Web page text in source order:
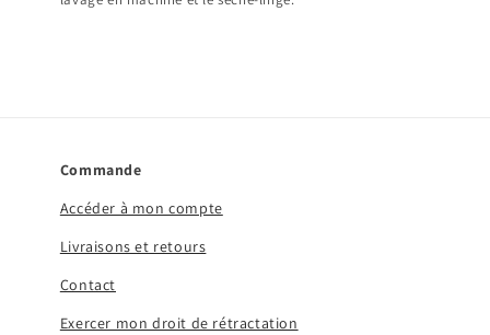
Commande
Accéder à mon compte
Livraisons et retours
Contact
Exercer mon droit de rétractation